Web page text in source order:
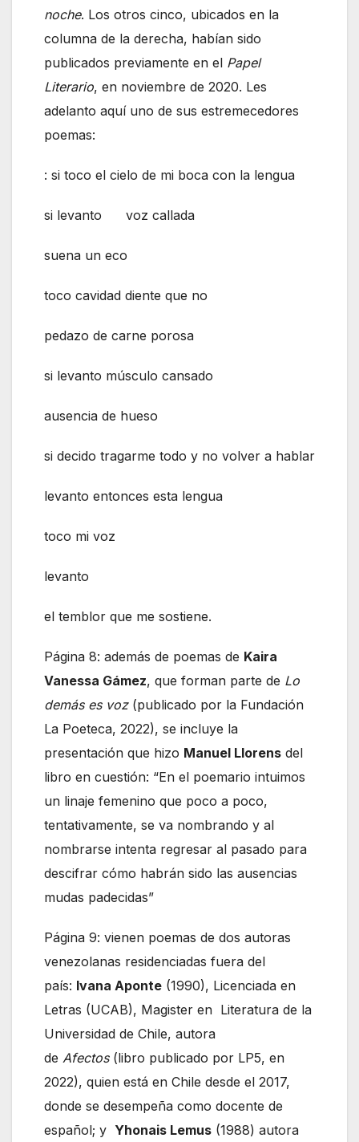
noche. Los otros cinco, ubicados en la
columna de la derecha, habían sido
publicados previamente en el Papel
Literario, en noviembre de 2020. Les
adelanto aquí uno de sus estremecedores
poemas:
: si toco el cielo de mi boca con la lengua
si levanto voz callada
suena un eco
toco cavidad diente que no
pedazo de carne porosa
si levanto músculo cansado
ausencia de hueso
si decido tragarme todo y no volver a hablar
levanto entonces esta lengua
toco mi voz
levanto
el temblor que me sostiene.
Página 8: además de poemas de Kaira
Vanessa Gámez, que forman parte de Lo
demás es voz(publicado por la Fundación
La Poeteca, 2022), se incluye la
presentación que hizo Manuel Llorens del
libro en cuestión: “En el poemario intuimos
un linaje femenino que poco a poco,
tentativamente, se va nombrando y al
nombrarse intenta regresar al pasado para
descifrar cómo habrán sido las ausencias
mudas padecidas”
Página 9: vienen poemas de dos autoras
venezolanas residenciadas fuera del
país: Ivana Aponte (1990), Licenciada en
Letras (UCAB), Magister en Literatura de la
Universidad de Chile, autora
de Afectos (libro publicado por LP5, en
2022), quien está en Chile desde el 2017,
donde se desempeña como docente de
español; y Yhonais Lemus (1988) autora